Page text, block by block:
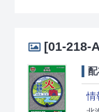
[01-218-
情